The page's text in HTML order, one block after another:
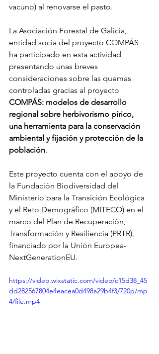
vacuno) al renovarse el pasto.
La Asociación Forestal de Galicia,
entidad socia del proyecto COMPÁS
ha participado en esta actividad
presentando unas breves
consideraciones sobre las quemas
controladas gracias al proyecto
COMPÁS: modelos de desarrollo
regional sobre herbivorismo pírico,
una herramienta para la conservación
ambiental y fijación y protección de la
población.
Este proyecto cuenta con el apoyo de
la Fundación Biodiversidad del
Ministerio para la Transición Ecológica
y el Reto Demográfico (MITECO) en el
marco del Plan de Recuperación,
Transformación y Resiliencia (PRTR),
financiado por la Unión Europea-
NextGenerationEU.
https://video.wixstatic.com/video/c15d38_45
dd282567804e4eacea0d498a29b4f3/720p/mp
4/file.mp4